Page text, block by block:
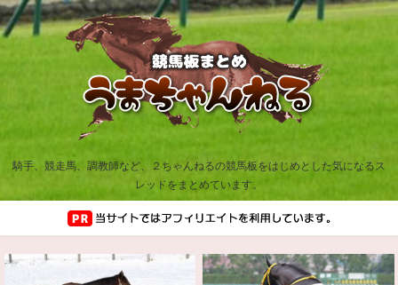
騎手、競走馬、調教師など、２ちゃんねるの競馬板をはじめとした気になるス
レッドをまとめています。